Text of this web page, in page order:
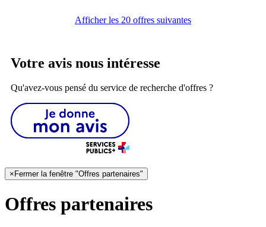
Afficher les 20 offres suivantes
Votre avis nous intéresse
Qu'avez-vous pensé du service de recherche d'offres ?
× Fermer la fenêtre "Offres partenaires"
Offres partenaires